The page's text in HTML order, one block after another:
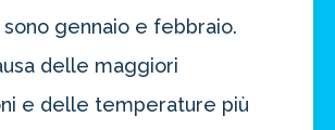
sono gennaio e febbraio.
delle maggiori
e delle temperature più